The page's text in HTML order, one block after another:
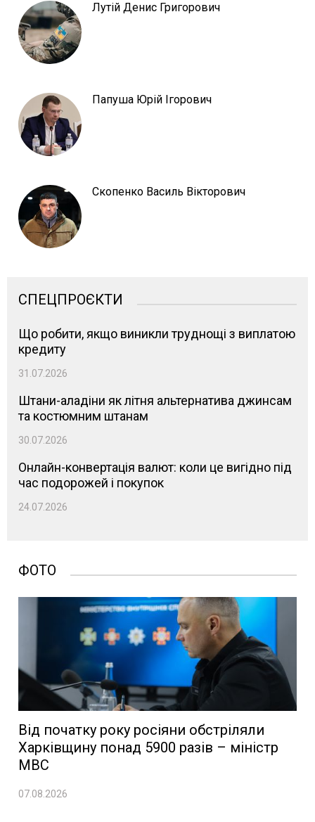
Лутій Денис Григорович
Папуша Юрій Ігорович
Скопенко Василь Вікторович
СПЕЦПРОЄКТИ
Що робити, якщо виникли труднощі з виплатою
кредиту
31.07.2026
Штани-аладіни як літня альтернатива джинсам
та костюмним штанам
30.07.2026
Онлайн-конвертація валют: коли це вигідно під
час подорожей і покупок
24.07.2026
ФОТО
Від початку року росіяни обстріляли
Харківщину понад 5900 разів – міністр
МВС
07.08.2026